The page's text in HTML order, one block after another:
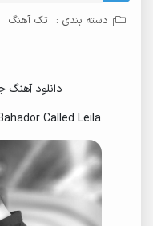
دسته بندی : تک آهنگ
دانلود آهنگ
Called Leila